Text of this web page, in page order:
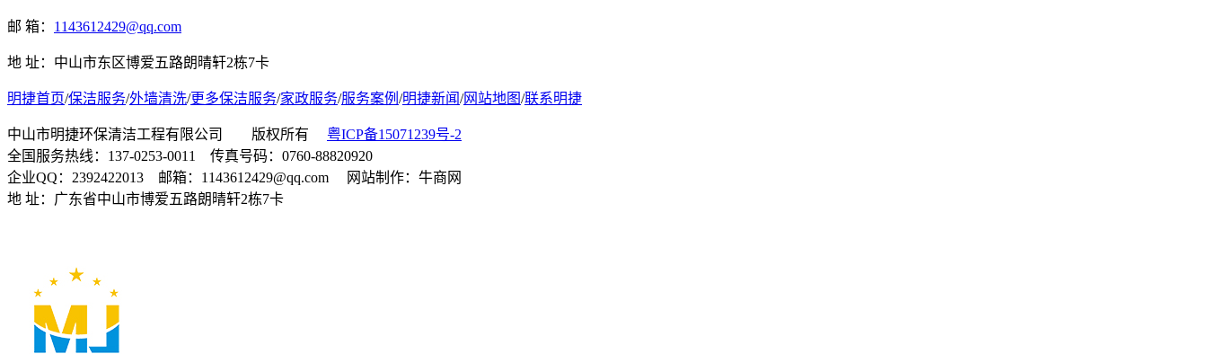
邮 箱： 1143612429@qq.com
地 址：中山市东区博爱五路朗晴轩2栋7卡
明捷首页/保洁服务/外墙清洗/更多保洁服务/家政服务/服务案例 /明捷新闻/网站地图/联系明捷
中山市明捷环保清洁工程有限公司 版权所有 粤ICP备15071239号-2
全国服务热线：137-0253-0011 传真号码：0760-88820920
企业QQ：2392422013 邮箱：1143612429@qq.com 网站制作：牛商网
地 址：广东省中山市博爱五路朗晴轩2栋7卡